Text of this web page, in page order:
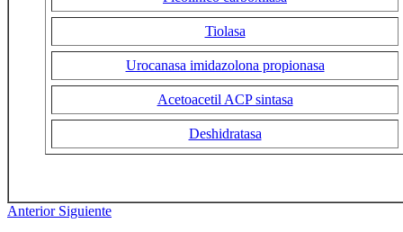
Tiolasa
Urocanasa imidazolona propionasa
Acetoacetil ACP sintasa
Deshidratasa
Anterior Siguiente